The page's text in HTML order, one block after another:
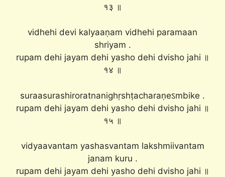
१३ ॥
vidhehi devi kalyaaṇam vidhehi paramaan
shriyam .
rupam dehi jayam dehi yasho dehi dvisho jahi ॥
१४ ॥
suraasurashiroratnanighṛshṭacharaṇeऽmbike .
rupam dehi jayam dehi yasho dehi dvisho jahi ॥
१५ ॥
vidyaavantam yashasvantam lakshmiivantam
janam kuru .
rupam dehi jayam dehi yasho dehi dvisho jahi ॥